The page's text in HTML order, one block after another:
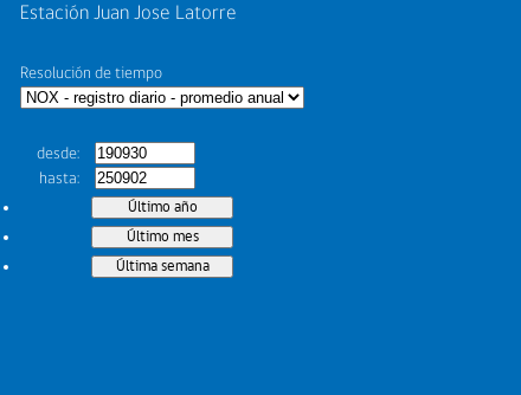
Estación Juan Jose Latorre
Resolución de tiempo
desde
hasta